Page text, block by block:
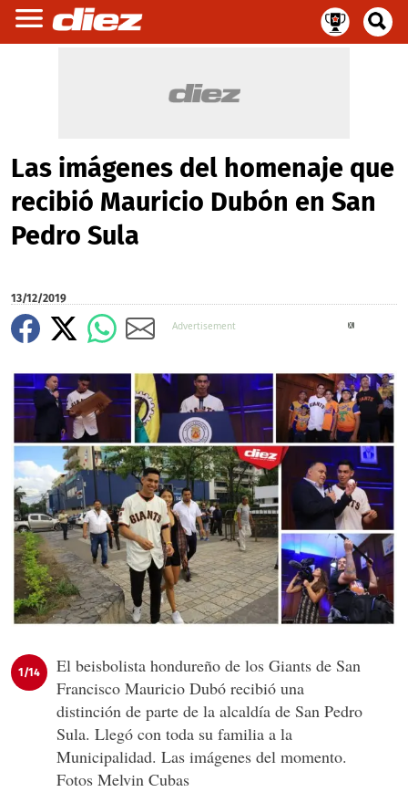
Las imágenes del homenaje que
recibió Mauricio Dubón en San
Pedro Sula
13/12/2019
1/14
El beisbolista hondureño de los Giants de San
Francisco Mauricio Dubó recibió una
distinción de parte de la alcaldía de San Pedro
Sula. Llegó con toda su familia a la
Municipalidad. Las imágenes del momento.
Fotos Melvin Cubas
X